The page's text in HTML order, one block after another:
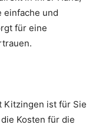
einfache und
für eine
Kitzingen ist für Sie
Kosten für die